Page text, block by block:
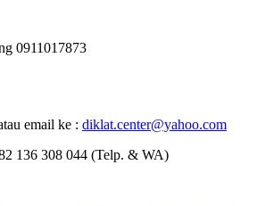
0911017873
email ke : diklat.center@yahoo.com
308 044 (Telp. & WA)